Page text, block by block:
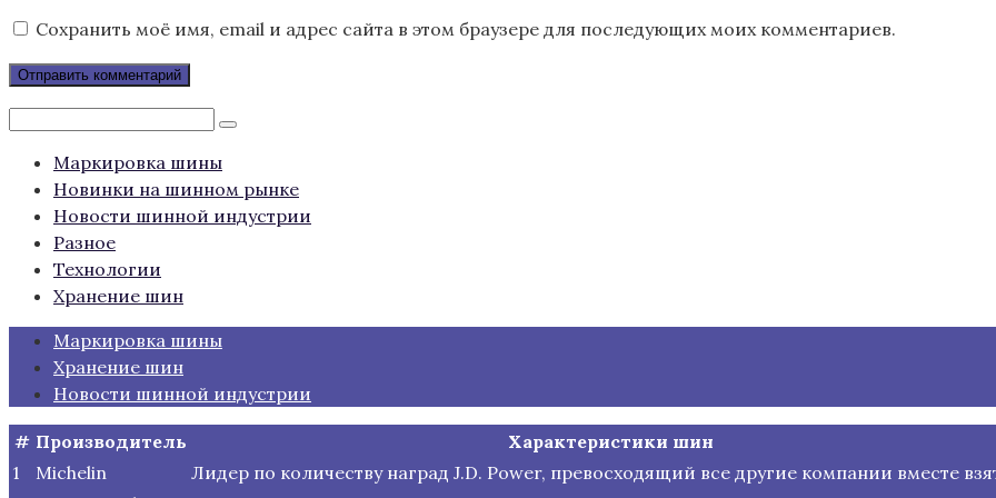
Сохранить моё имя, email и адрес сайта в этом браузере для последующих моих комментариев.
Поиск:
Маркировка шины
Новинки на шинном рынке
Новости шинной индустрии
Разное
Технологии
Хранение шин
Маркировка шины
Хранение шин
Новости шинной индустрии
# Производитель
Характеристики шин
1
Michelin
Лидер по количеству наград J.D. Power, превосходящий все другие компании вместе